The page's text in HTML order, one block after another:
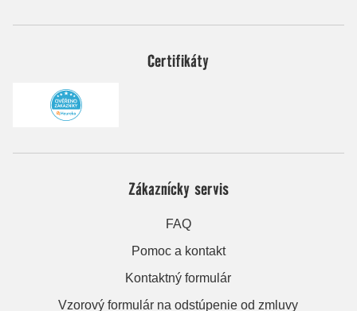
Certifikáty
Zákaznícky servis
FAQ
Pomoc a kontakt
Kontaktný formulár
Vzorový formulár na odstúpenie od zmluvy